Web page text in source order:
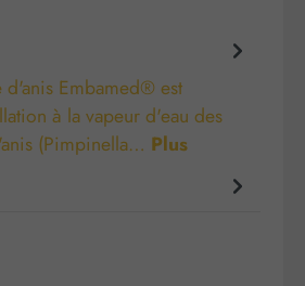
d'anis Embamed® est
à la vapeur d'eau des
(Pimpinella… Plus